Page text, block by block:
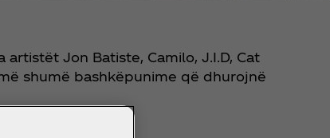
Jon Batiste, Camilo, J.I.D, Cat
shumë bashkëpunime që dhurojnë